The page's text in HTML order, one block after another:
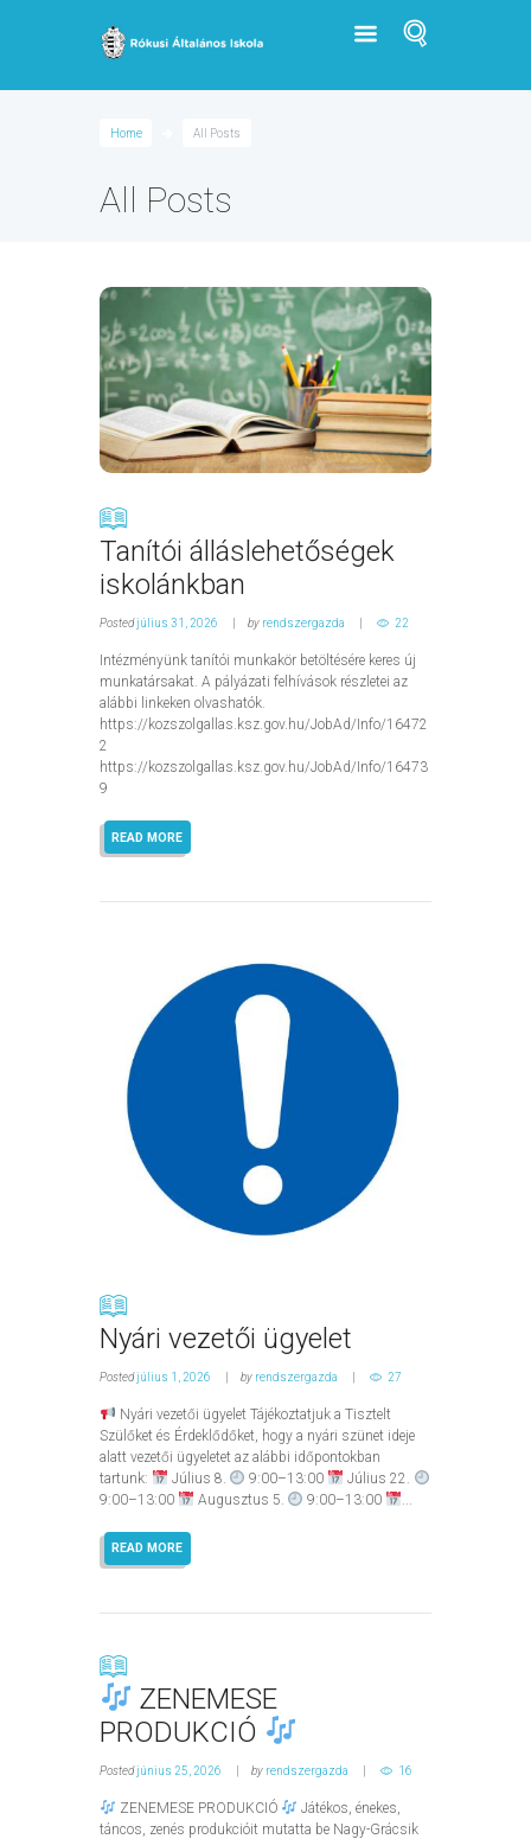
Home All Posts
All Posts
Tanítói álláslehetőségek
iskolánkban
Postedjúlius 31, 2026 by rendszergazda 22
Intézményünk tanítói munkakör betöltésére keres új
munkatársakat. A pályázati felhívások részletei az
alábbi linkeken olvashatók.
https://kozszolgallas.ksz.gov.hu/JobAd/Info/16472
2
https://kozszolgallas.ksz.gov.hu/JobAd/Info/16473
9
READ MORE
Nyári vezetői ügyelet
Postedjúlius 1, 2026 by rendszergazda 27
Nyári vezetői ügyelet Tájékoztatjuk a Tisztelt
Szülőket és Érdeklődőket, hogy a nyári szünet ideje
alatt vezetői ügyeletet az alábbi időpontokban
tartunk:
Július 8. 9:00–13:00
Július 22.
9:00–13:00
Augusztus 5. 9:00–13:00 ...
READ MORE
ZENEMESE
PRODUKCIÓ
Postedjúnius 25, 2026 by rendszergazda 16
ZENEMESE PRODUKCIÓ
Játékos, énekes,
táncos, zenés produkcióit mutatta be Nagy-Grácsik